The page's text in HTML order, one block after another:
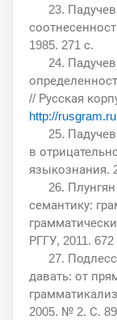
23.
1985. 271 с.
24.
// Русская
http://rusgram.ru
25.
в
языкознания.
26.
семантику:
РГГУ, 2011. 672
27.
давать: от
2005. № 2. С.